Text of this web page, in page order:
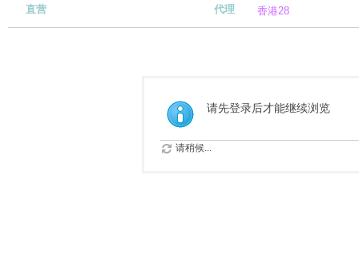
直营
代理
香港28
请先登录后才能继续浏览
请稍候...